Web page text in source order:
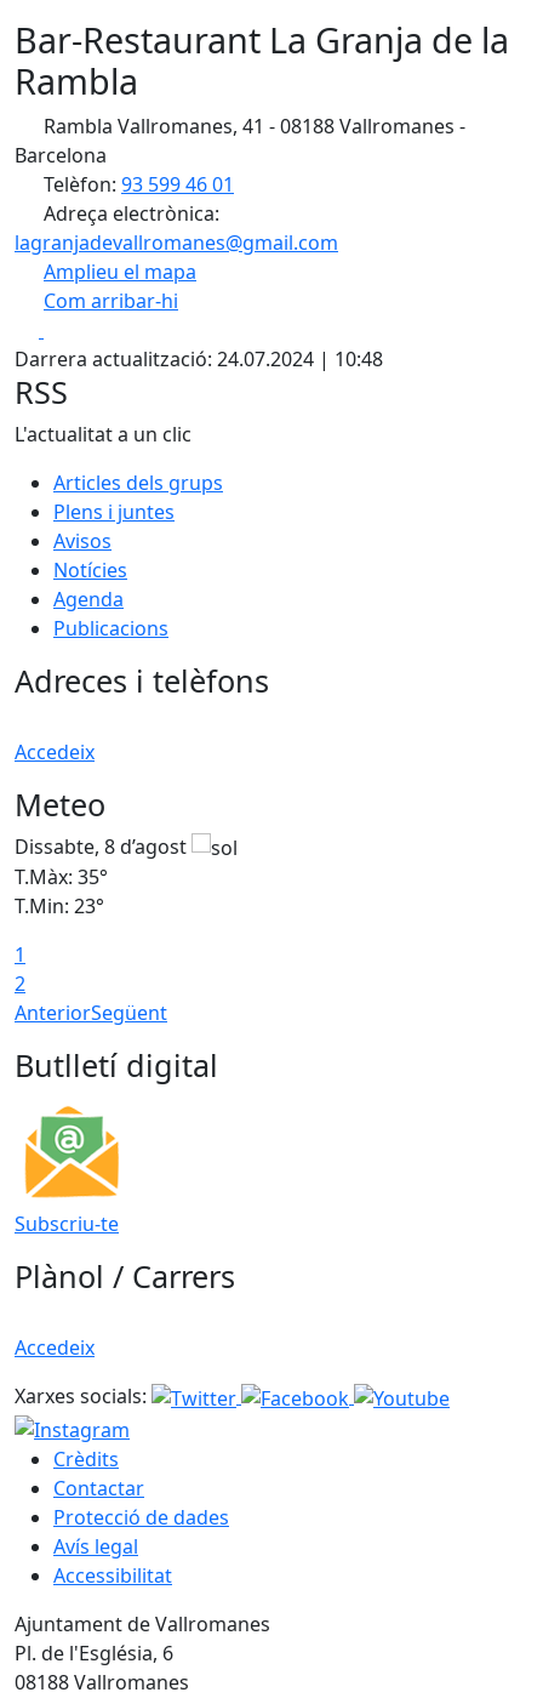
Bar-Restaurant La Granja de la
Rambla
Rambla Vallromanes, 41 - 08188 Vallromanes -
Barcelona
Telèfon: 93 599 46 01
Adreça electrònica:
lagranjadevallromanes@gmail.com
Amplieu el mapa
Com arribar-hi
+
−
Darrera actualització: 24.07.2024 | 10:48
RSS
L'actualitat a un clic
Articles dels grups
Plens i juntes
Avisos
Notícies
Agenda
Publicacions
Adreces i telèfons
Accedeix
Meteo
Dissabte, 8 d’agost
T.Màx: 35°
T.Min: 23°
1
2
AnteriorSegüent
Butlletí digital
Subscriu-te
Plànol / Carrers
Accedeix
Xarxes socials:
Crèdits
Contactar
Protecció de dades
Avís legal
Accessibilitat
Ajuntament de Vallromanes
Pl. de l'Església, 6
08188 Vallromanes